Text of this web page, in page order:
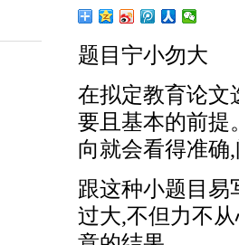
题目宁小勿大
在拟定教育论文
要且基本的前提
向就会看得准确
跟这种小题目易
过大,不但力不